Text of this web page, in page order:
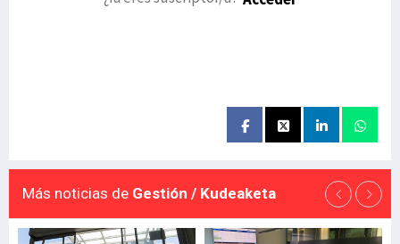
Más noticias de Gestión / Kudeaketa